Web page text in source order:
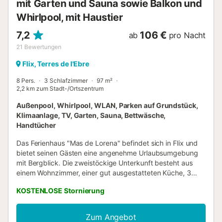
mit Garten und Sauna sowie Balkon und
Whirlpool, mit Haustier
7,2
21 Bewertungen
ab 106 € pro Nacht
Flix, Terres de l'Ebre
8 Pers. 3 Schlafzimmer
97 m²
2,2 km zum Stadt-/Ortszentrum
Außenpool, Whirlpool, WLAN, Parken auf Grundstück,
Klimaanlage, TV, Garten, Sauna, Bettwäsche,
Handtücher
Das Ferienhaus "Mas de Lorena" befindet sich in Flix und
bietet seinen Gästen eine angenehme Urlaubsumgebung
mit Bergblick. Die zweistöckige Unterkunft besteht aus
einem Wohnzimmer, einer gut ausgestatteten Küche, 3
und bietet Platz für 8 Personen. Zu den Annehmlichkeiten
gehören Highspeed-WLAN (für Videoanrufe geeignet), ein
TV und eine Klimaanlage. Ein gemeinsamer Fitnessraum
KOSTENLOSE Stornierung
Zum Angebot